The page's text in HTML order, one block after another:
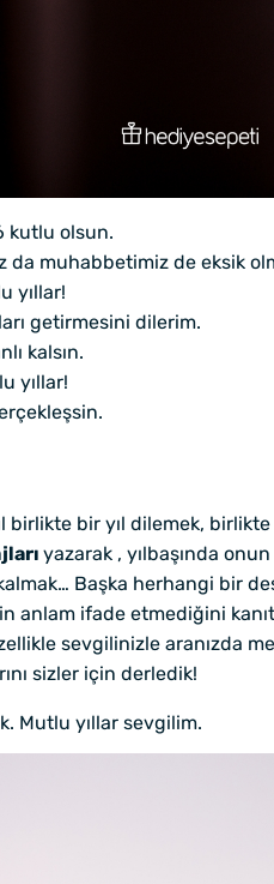
kutlu olsun.
da muhabbetimiz de eksik
yıllar!
getirmesini dilerim.
kalsın.
yıllar!
bir yıl dilemek,
yazarak , yılbaşında
Başka herhangi bir
anlam ifade etmediğini
sevgilinizle aranızda
sizler için derledik!
Mutlu yıllar sevgilim.